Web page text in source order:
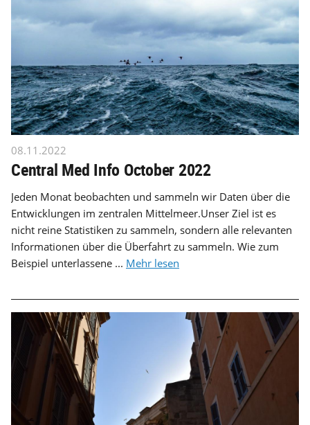
08.11.2022
Central Med Info October 2022
Jeden Monat beobachten und sammeln wir Daten über die
Entwicklungen im zentralen Mittelmeer.Unser Ziel ist es
nicht reine Statistiken zu sammeln, sondern alle relevanten
Informationen über die Überfahrt zu sammeln. Wie zum
Beispiel unterlassene ... Mehr lesen